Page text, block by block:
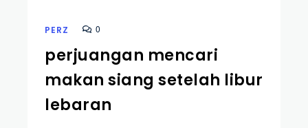
PERZ 0
perjuangan mencari
makan siang setelah libur
lebaran